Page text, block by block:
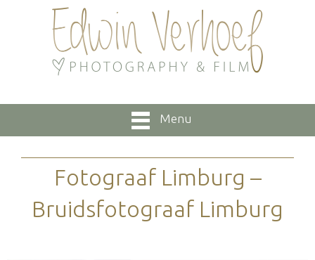
Menu
Fotograaf Limburg –
Bruidsfotograaf Limburg